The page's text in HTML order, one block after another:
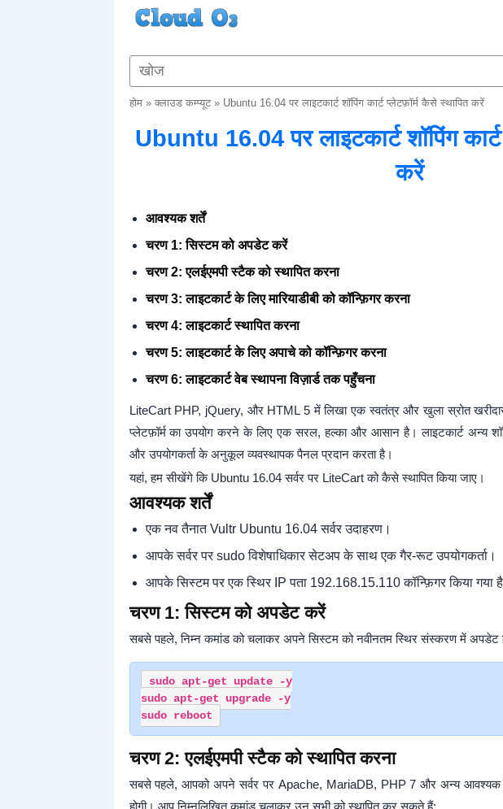
होम» क्लाउड कम्प्यूट» Ubuntu 16.04 पर लाइटकार्ट शॉपिंग कार्ट प्लेटफ़ॉर्म कैसे स्थापित करें
Ubuntu 16.04 पर लाइटकार्ट शॉपिंग
करें
आवश्यक शर्तें
चरण 1: सिस्टम को अपडेट करें
चरण 2: एलईएमपी स्टैक को स्थापित करना
चरण 3: लाइटकार्ट के लिए मारियाडीबी को कॉन्फ़िगर करना
चरण 4: लाइटकार्ट स्थापित करना
चरण 5: लाइटकार्ट के लिए अपाचे को कॉन्फ़िगर करना
चरण 6: लाइटकार्ट वेब स्थापना विज़ार्ड तक पहुँचना
LiteCart PHP, jQuery, और HTML 5 में लिखा एक स्वतंत्र और खुला स्रोत खरीदारी
प्लेटफ़ॉर्म का उपयोग करने के लिए एक सरल, हल्का और आसान है। लाइटकार्ट अन्य
और उपयोगकर्ता के अनुकूल व्यवस्थापक पैनल प्रदान करता है।
यहां, हम सीखेंगे कि Ubuntu 16.04 सर्वर पर LiteCart को कैसे स्थापित किया जाए।
आवश्यक शर्तें
एक नव तैनात Vultr Ubuntu 16.04 सर्वर उदाहरण।
आपके सर्वर पर sudo विशेषाधिकार सेटअप के साथ एक गैर-रूट उपयोगकर्ता।
आपके सिस्टम पर एक स्थिर IP पता 192.168.15.110 कॉन्फ़िगर किया गया
चरण 1: सिस्टम को अपडेट करें
सबसे पहले, निम्न कमांड को चलाकर अपने सिस्टम को नवीनतम स्थिर संस्करण में अपडेट
sudo apt-get update -y
sudo apt-get upgrade -y
चरण 2: एलईएमपी स्टैक को स्थापित करना
सबसे पहले, आपको अपने सर्वर पर Apache, MariaDB, PHP 7 और अन्य आवश्यक
होगी। आप निम्नलिखित कमांड चलाकर उन सभी को स्थापित कर सकते हैं: